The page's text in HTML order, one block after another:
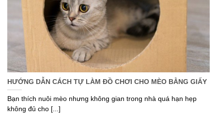
HƯỚNG DẪN CÁCH TỰ LÀM ĐỒ CHƠI CHO MÈO BẰNG GIẤY
Bạn thích nuôi mèo nhưng không gian trong nhà quá hạn hẹp
không đủ cho [...]